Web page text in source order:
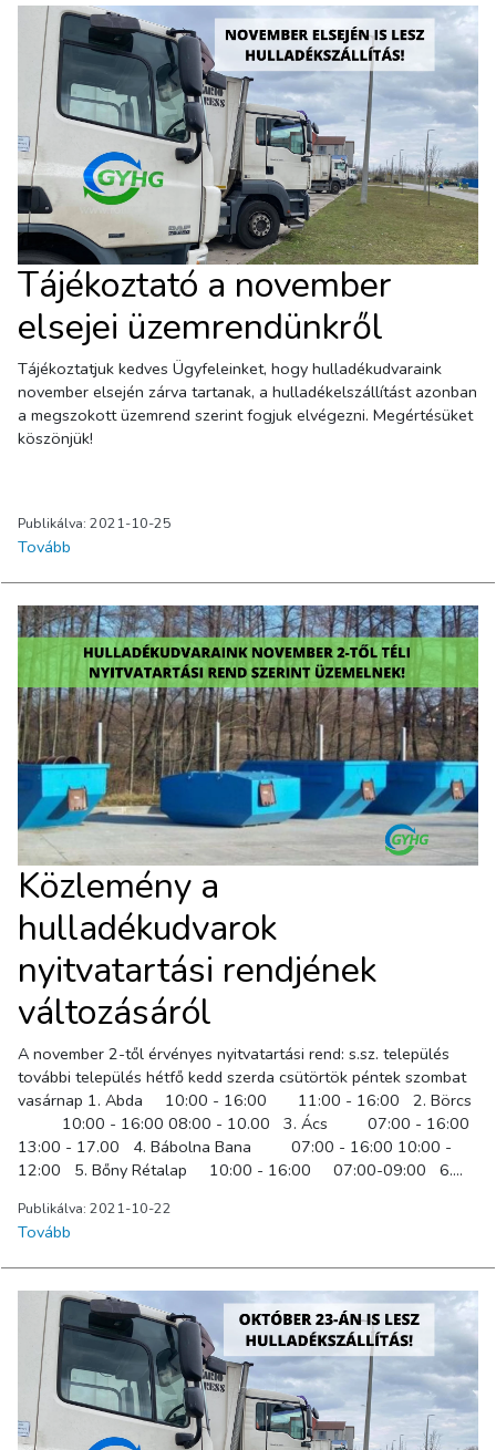
Tájékoztató a november
elsejei üzemrendünkről
Tájékoztatjuk kedves Ügyfeleinket, hogy hulladékudvaraink
november elsején zárva tartanak, a hulladékelszállítást azonban
a megszokott üzemrend szerint fogjuk elvégezni. Megértésüket
köszönjük!
Publikálva: 2021-10-25
Tovább
Közlemény a
hulladékudvarok
nyitvatartási rendjének
változásáról
A november 2-től érvényes nyitvatartási rend: s.sz. település
további település hétfő kedd szerda csütörtök péntek szombat
vasárnap 1. Abda 10:00 - 16:00 11:00 - 16:00 2. Börcs
10:00 - 16:00 08:00 - 10.00 3. Ács 07:00 - 16:00
13:00 - 17.00 4. Bábolna Bana 07:00 - 16:00 10:00 -
12:00 5. Bőny Rétalap 10:00 - 16:00 07:00-09:00 6.
Sikátor Románd Bakonypéterd 7. Csetény Jásd 07:00 - 16:00
08:00 - 10:00 Dudar 8. Bakonyszentkirály Bakonyoszlop
10:00 - 16:00 11:00 - 13:00 Csesznek 9. Somlójenő Doba
07:00 - 15:00 07:00 - 09:00 Somlószőlős Kisszőlős
Somlóvásárhely 10. Pápakovácsi Kup 08:00 - 16:00 08:00
- 10:00 Nóráp 11. Mezőlak Békás 08:00 - 16:00 13:00 -
15:00 Mihályháza Nagyacsád Nemesgörzsöny 12.
Kemeneshőgyész Magyargencs 08:00 - 16:00 10:00 -
12:00 Kemenesszentpéter 13. Dunaszeg Dunaszentpál
12:00 - 16:00 08:00 - 11:30 14. Győrzámoly Győrújfalu
Publikálva: 2021-10-22
Tovább